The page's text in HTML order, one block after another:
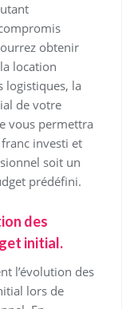
obtenir
location
logistiques, la
de votre
vous permettra
investi et
soit un
prédéfini.
des
initial.
l’évolution des
lors de